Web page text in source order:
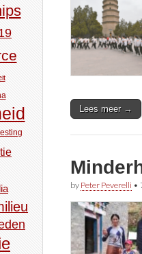
Lees meer →
by Peter Peverelli •